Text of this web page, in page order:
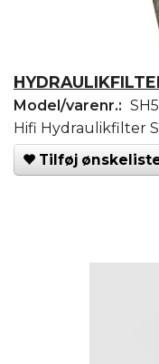
Model/varenr.:
Hifi Hydraulikfilter
Tilføj